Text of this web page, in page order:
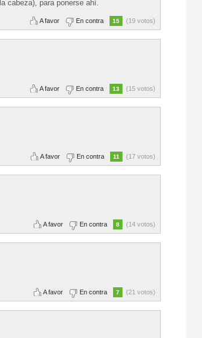
cabeza), para ponerse ahí.
A favor En contra 15 (19 votos)
A favor En contra 13 (15 votos)
A favor En contra 11 (17 votos)
A favor En contra 8 (14 votos)
A favor En contra 7 (21 votos)